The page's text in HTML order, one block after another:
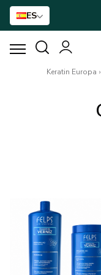
ES
CURSO DE ALISADO
NANO GOLD
ACCESORIOS
Keratin Europa ›